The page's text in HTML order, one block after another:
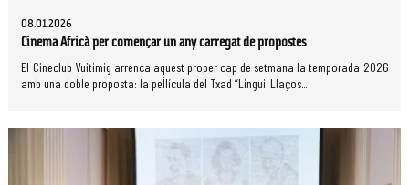
08.01.2026
Cinema Africà per començar un any carregat de propostes
El Cineclub Vuitimig arrenca aquest proper cap de setmana la temporada 2026
amb una doble proposta: la pel·lícula del Txad “Lingui. Llaços...